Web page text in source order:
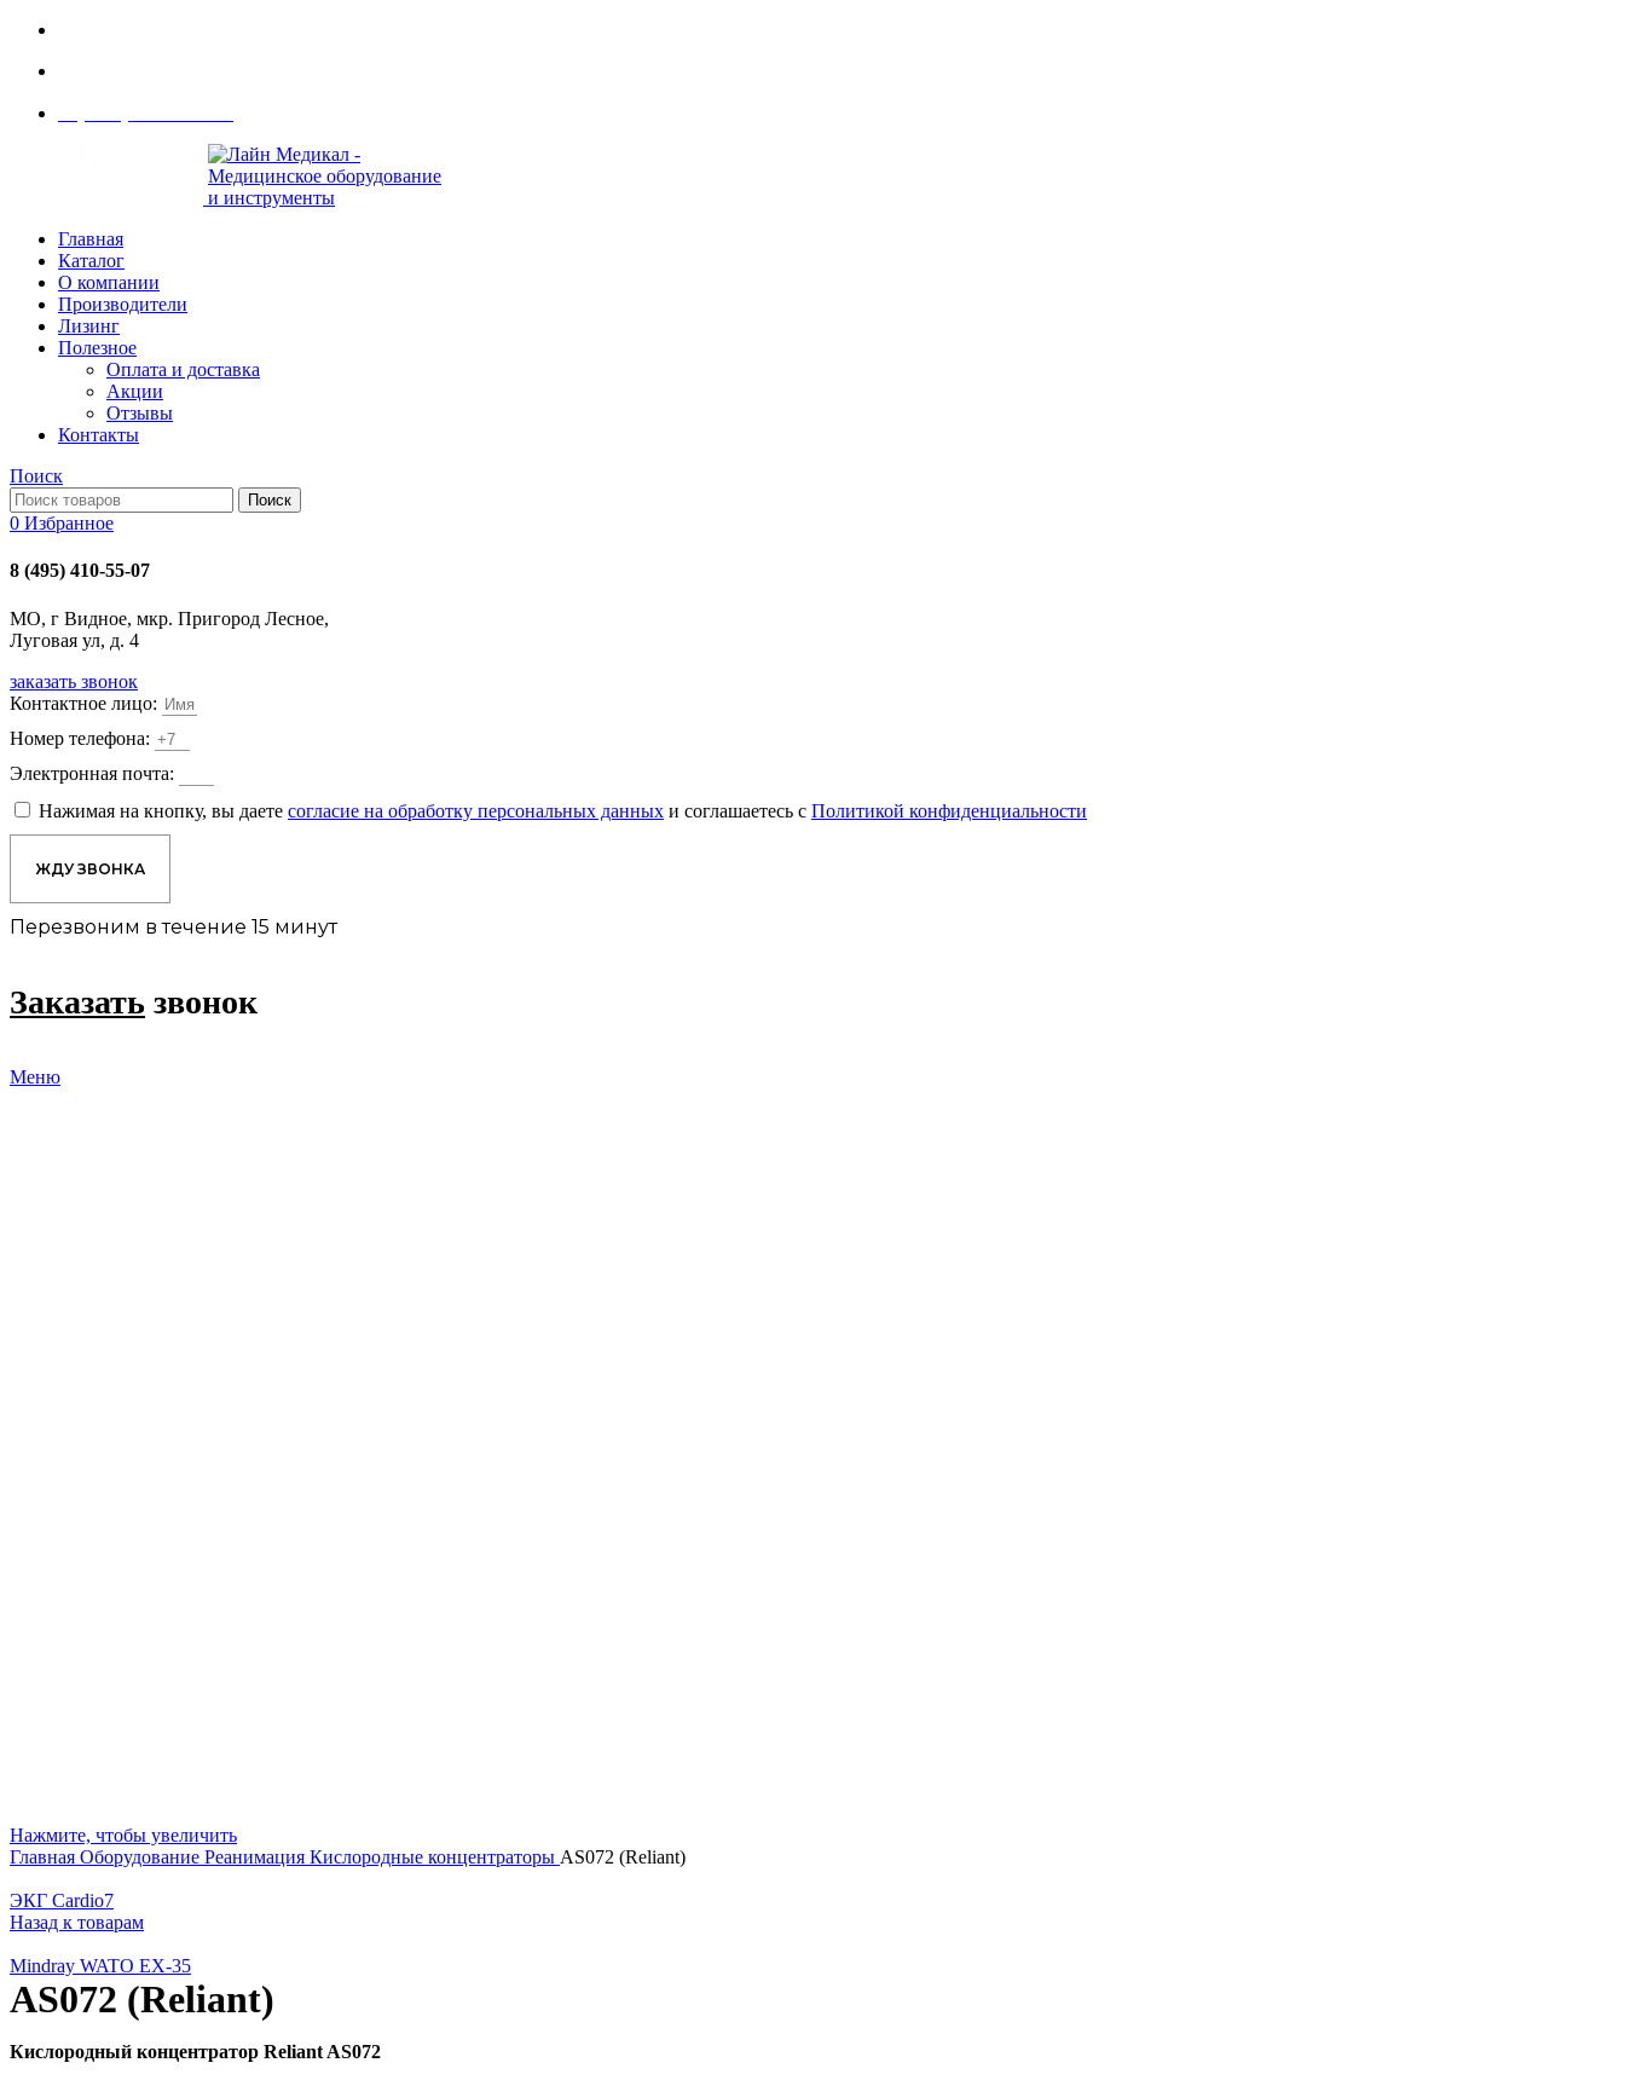
Главная
Каталог
О компании
Производители
Лизинг
Полезное
Оплата и доставка
Акции
Отзывы
Контакты
Поиск
Поиск
0 Избранное
8 (495) 410-55-07
МО, г Видное, мкр. Пригород Лесное,
Луговая ул, д. 4
заказать звонок
Контактное лицо:
Номер телефона:
Электронная почта:
Нажимая на кнопку, вы даете согласие на обработку персональных данных и соглашаетесь с Политикой конфиденциальности
ЖДУ ЗВОНКА
Перезвоним в течение 15 минут
Заказать звонок
Меню
Нажмите, чтобы увеличить
Главная Оборудование Реанимация Кислородные концентраторы AS072 (Reliant)
ЭКГ Cardio7
Назад к товарам
Mindray WATO EX-35
AS072 (Reliant)
Кислородный концентратор Reliant AS072